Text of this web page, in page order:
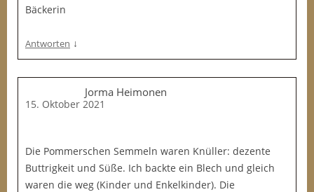
Bäckerin
Antworten ↓
Jorma Heimonen
15. Oktober 2021
Die Pommerschen Semmeln waren Knüller: dezente
Buttrigkeit und Süße. Ich backte ein Blech und gleich
waren die weg (Kinder und Enkelkinder). Die